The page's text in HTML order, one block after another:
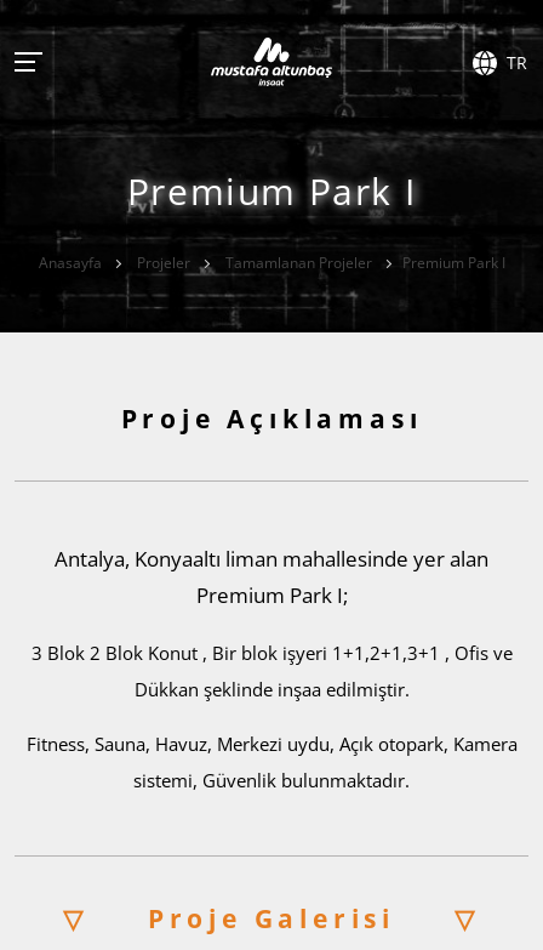
TR
​​​​​​​Premium Park I
Anasayfa Projeler Tamamlanan Projeler ​​​​​​​Premium Park I
Proje Açıklaması
Antalya, Konyaaltı liman mahallesinde yer alan
Premium Park I;
3 Blok 2 Blok Konut , Bir blok işyeri 1+1,2+1,3+1 , Ofis ve
Dükkan şeklinde inşaa edilmiştir.
Fitness, Sauna, Havuz, Merkezi uydu, Açık otopark, Kamera
sistemi, Güvenlik bulunmaktadır.
▽ Proje Galerisi▽